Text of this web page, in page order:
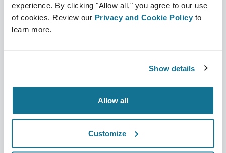
experience. By clicking "Allow all," you agree to our use
of cookies. Review our Privacy and Cookie Policy to
learn more.
Show details
Allow all
Customize
อาชีพ ผู้จัดการธุรกิจ 3 มิติ
สนับสนุน